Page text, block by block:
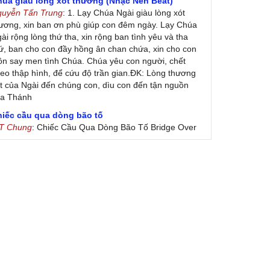
Tấn Trung: 1. Lạy Chúa Ngài giàu lòng xót
xin ban ơn phù giúp con đêm ngày. Lạy Chúa
rộng lòng thứ tha, xin rộng ban tình yêu và tha
ban cho con đầy hồng ân chan chứa, xin cho con
say men tình Chúa. Chúa yêu con người, chết
thập hình, để cứu độ trần gian.ĐK: Lòng thương
của Ngài đến chúng con, dìu con đến tận nguồn
Thánh
cầu qua dòng bão tố
Chung: Chiếc Cầu Qua Dòng Bão Tố Bridge Over
Water by Simon & Garfunkel (Released